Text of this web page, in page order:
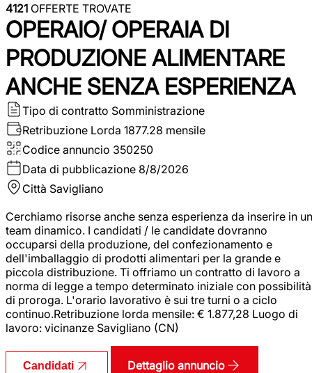
4121 OFFERTE TROVATE
OPERAIO/ OPERAIA DI
PRODUZIONE ALIMENTARE
ANCHE SENZA ESPERIENZA
Tipo di contratto Somministrazione
Retribuzione Lorda 1877.28 mensile
Codice annuncio 350250
Data di pubblicazione 8/8/2026
Città Savigliano
Cerchiamo risorse anche senza esperienza da inserire in un
team dinamico. I candidati / le candidate dovranno
occuparsi della produzione, del confezionamento e
dell'imballaggio di prodotti alimentari per la grande e
piccola distribuzione. Ti offriamo un contratto di lavoro a
norma di legge a tempo determinato iniziale con possibilità
di proroga. L'orario lavorativo è sui tre turni o a ciclo
continuo.Retribuzione lorda mensile: € 1.877,28 Luogo di
lavoro: vicinanze Savigliano (CN)
Candidati Dettaglio annuncio